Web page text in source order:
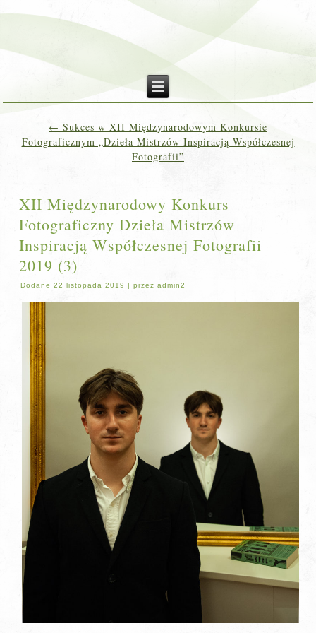
← Sukces w XII Międzynarodowym Konkursie
Fotograficznym „Dzieła Mistrzów Inspiracją Współczesnej
Fotografii”
XII Międzynarodowy Konkurs
Fotograficzny Dzieła Mistrzów
Inspiracją Współczesnej Fotografii
2019 (3)
Dodane 22 listopada 2019 |przez admin2